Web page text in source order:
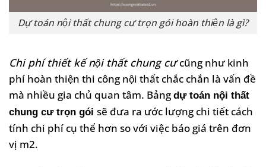
Dự toán nội thất chung cư trọn gói hoàn thiện là gì?
Chi phí thiết kế nội thất chung cưcũng như kinh
phí hoàn thiện thi công nội thất chắc chắn là vấn đề
mà nhiều gia chủ quan tâm. Bảng dự toán nội thất
chung cư trọn gói sẽ đưa ra ước lượng chi tiết cách
tính chi phí cụ thể hơn so với việc báo giá trên đơn
vị m2.